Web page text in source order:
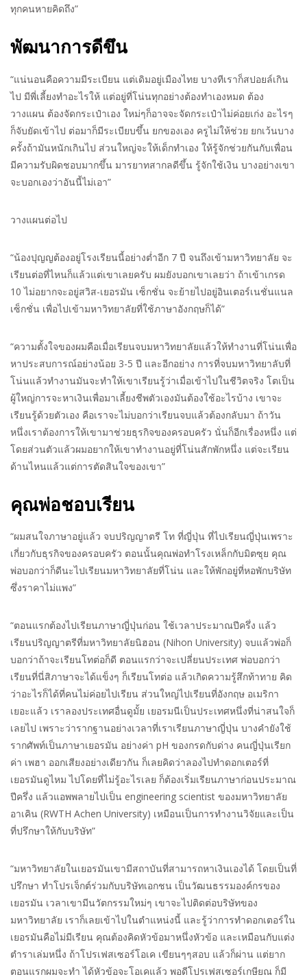
ทุกคนหายคิดถึง”
พัฒนาการดีขึน
“แน่นอนคือความมีระเบียน แต่เดิมอยู่เมืองไทย บางทีเราก็สปอยล์เกิน
ไป มีพี่เลี้ยงทำอะไรให้ แต่อยู่ที่โน่นทุกอย่างต้องทำเองหมด ต้อง
วางแผน ต้องจัดกระเป๋าเอง ใหม่ๆก็อาจจะจัดกระเป๋าไม่ค่อยเก่ง อะไรๆ
ก็จับยัดเข้าไป ต่อมาก็มีระเบียบขึ้น ยกของเอง ครูไม่ให้ช่วย ยกเว้นบาง
ครั้งถ้ามันหนักเกินไป ส่วนใหญ่จะให้เด็กทำเอง ให้รู้จักช่วยกันกับเพื่อน
มีความรับผิดชอบมากขึ้น มารยาทสากลดีขึ้น รู้จักใช้เงิน บางอย่างเขา
จะบอกเองว่าอันนี้ไม่เอา”
วางแผนต่อไป
“น้องปุญญต้องอยู่โรงเรียนนี้อย่างต่ำอีก 7 ปี จนถึงเข้ามหาวิทยาลัย จะ
เรียนต่อที่ไหนก็แล้วแต่เขาเลยครับ ผมยังบอกเขาเลยว่า ถ้าเข้าเกรด
10 ไม่อยากจะอยู่สวิส-เยอรมัน เซ็กชั่น จะย้ายไปอยู่อินเตอร์เนชั่นแนล
เซ็กชั่น เพื่อไปเข้ามหาวิทยาลัยที่ใช้ภาษาอังกฤษก็ได้”
“ความตั้งใจของผมคือเมื่อเรียนจบมหาวิทยาลัยแล้วให้ทำงานที่โน่นเพื่อ
หาประสบการณ์อย่างน้อย 3-5 ปี และอีกอย่าง การที่จบมหาวิทยาลับที่
โน่นแล้วทำงานมันจะทำให้เขาเรียนรู้ว่าเมื่อเข้าไปในชีวิตจริง โตเป็น
ผู้ใหญ่การจะหาเงินเพื่อมาเลี้ยงชีพตัวเองมันต้องใช้อะไรบ้าง เขาจะ
เรียนรู้ด้วยตัวเอง คือเราจะไม่บอกว่าเรียนจบแล้วต้องกลับมา ถ้าวัน
หนึ่งเราต้องการให้เขามาช่วยธุรกิจของครอบครัว นั่นก็อีกเรื่องหนึ่ง แต่
โดยส่วนตัวแล้วผมอยากให้เขาทำงานอยู่ที่โน่นสักพักหนึ่ง แต่จะเรียน
ด้านไหนแล้วแต่การตัดสินใจของเขา”
คุณพ่อชอบเรียน
“ผมสนใจภาษาอยู่แล้ว จบปริญญาตรี โท ที่ญี่ปุ่น ที่ไปเรียนญี่ปุ่นเพราะ
เกี่ยวกับธุรกิจของครอบครัว ตอนนั้นคุณพ่อทำโรงเหล็กกับมิตซุย คุณ
พ่อบอกว่าก็ดีนะไปเรียนมหาวิทยาลัยที่โน่น และให้พักอยู่ที่หอพักบริษัท
ซึ่งราคาไม่แพง”
“ตอนแรกต้องไปเรียนภาษาญี่ปุ่นก่อน ใช้เวลาประมาณปีครึ่ง แล้ว
เรียนปริญญาตรีที่มหาวิทยาลัยนิฮอน (Nihon University) จบแล้วพ่อก็
บอกว่าถ้าจะเรียนโทต่อก็ดี ตอนแรกว่าจะเปลี่ยนประเทศ พ่อบอกว่า
เรียนที่นี่สิภาษาจะได้แข็งๆ ก็เรียนโทต่อ แล้วเกิดความรู้สึกท้าทาย คิด
ว่าอะไรก็ได้ที่คนไม่ค่อยไปเรียน ส่วนใหญ่ไปเรียนที่อังกฤษ อเมริกา
เยอะแล้ว เราลองประเทศอื่นดูมั้ย เยอรมนีเป็นประเทศหนึ่งที่น่าสนใจก็
เลยไป เพราะว่ารากฐานอย่างเวลาที่เราเรียนภาษาญี่ปุ่น บางคำยังใช้
รากศัพท์เป็นภาษาเยอรมัน อย่างค่า pH ของกรดกับด่าง คนญี่ปุ่นเรียก
ค่า เพฮา ออกเสียงอย่างเดียวกัน ก็เลยคิดว่าลองไปทำดอกเตอร์ที่
เยอรมันดูไหม ไปโดยที่ไม่รู้อะไรเลย ก็ต้องเริ่มเรียนภาษาก่อนประมาณ
ปีครึ่ง แล้วแอพพลายไปเป็น engineering scientist ของมหาวิทยาลัย
อาเคิน (RWTH Achen University) เหมือนเป็นการทำงานวิจัยและเป็น
ที่ปรึกษาให้กับบริษัท”
“มหาวิทยาลัยในเยอรมันเขามีสถาบันที่สามารถหาเงินเองได้ โดยเป็นที่
ปรึกษา ทำโปรเจ็กต์ร่วมกับบริษัทเอกชน เป็นวัฒนธรรมองค์กรของ
เยอรมัน เวลาเขามีนวัตกรรมใหม่ๆ เขาจะไปติดต่อบริษัทของ
มหาวิทยาลัย เราก็เลยเข้าไปในตำแหน่งนี้ และรู้ว่าการทำดอกเตอร์ใน
เยอรมันคือไม่มีเรียน คุณต้องคิดหัวข้อมาหนึ่งหัวข้อ และเหมือนกับแต่ง
ตำราเล่มหนึ่ง ถ้าโปรเฟสเซอร์โอเค เขียนๆๆสอบ แล้วก็ผ่าน แต่ยาก
ตอนแรกผมจะทำ ได้หัวข้อจะโอเคแล้ว พอดีโปรเฟสเซอร์เกษียณ ก็มี